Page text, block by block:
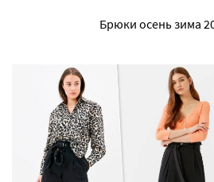
Брюки осень зима